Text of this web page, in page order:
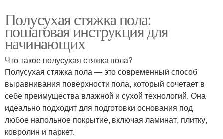
Полусухая стяжка пола:
пошаговая инструкция для
начинающих
Что такое полусухая стяжка пола?
Полусухая стяжка пола — это современный способ
выравнивания поверхности пола, который сочетает в
себе преимущества влажной и сухой технологий. Она
идеально подходит для подготовки основания под
любое напольное покрытие, включая ламинат, плитку,
ковролин и паркет.